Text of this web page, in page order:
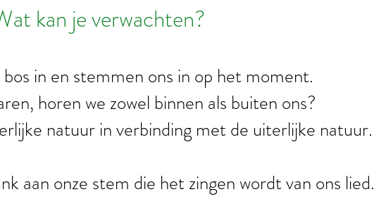
kan je verwachten?
in en stemmen ons in op het moment.
horen we zowel binnen als buiten ons?
natuur in verbinding met de uiterlijke natuur.
aan onze stem die het zingen wordt van ons lied.